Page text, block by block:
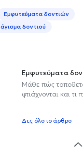
Εμφυτεύματα δοντιών
δοντιού
Εμφυτεύματα
Μάθε πώς
φτιάχνονται και τι
Δες όλο το άρθρο